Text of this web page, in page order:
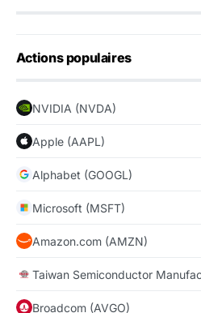
Actions populaires
NVIDIA (NVDA)
Apple (AAPL)
Alphabet (GOOGL)
Microsoft (MSFT)
Amazon.com (AMZN)
Taiwan Semiconductor
Broadcom (AVGO)